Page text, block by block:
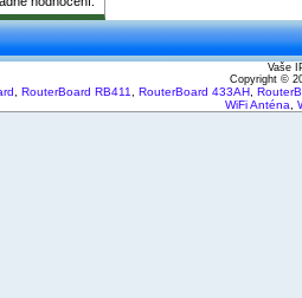
Vaše
Copyright ©
RouterBoard RB411 RouterBoard 433AH
WiFi Anténa